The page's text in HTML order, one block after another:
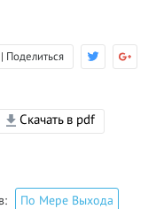
| Поделиться
Скачать в pdf
По Мере Выхода